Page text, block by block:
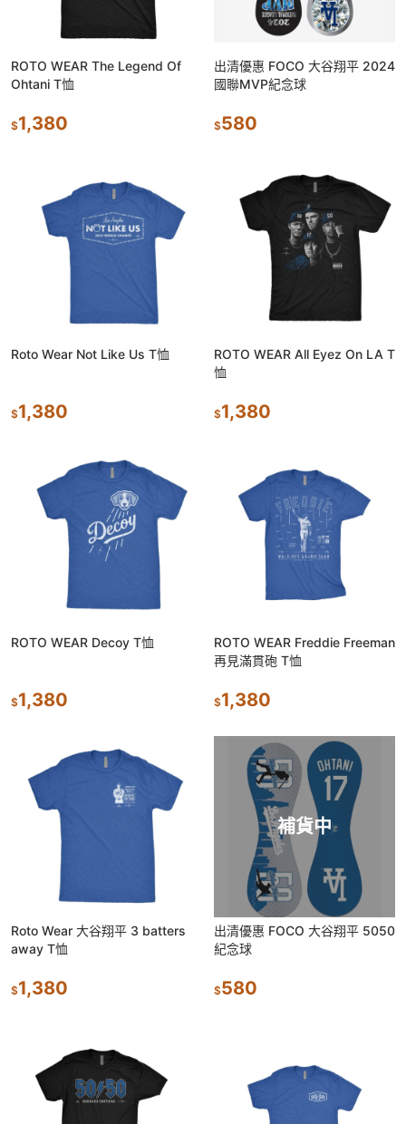
ROTO WEAR The Legend Of
Ohtani T恤
$1,380
出清優惠 FOCO 大谷翔平 2024
國聯MVP紀念球
$580
Roto Wear Not Like Us T恤
$1,380
ROTO WEAR All Eyez On LA T
恤
$1,380
ROTO WEAR Decoy T恤
$1,380
ROTO WEAR Freddie Freeman
再見滿貫砲 T恤
$1,380
Roto Wear 大谷翔平 3 batters
away T恤
$1,380
補貨中
出清優惠 FOCO 大谷翔平 5050
紀念球
$580